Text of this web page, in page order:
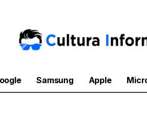
Samsung Apple